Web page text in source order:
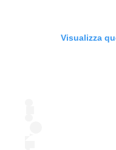
Visualizza